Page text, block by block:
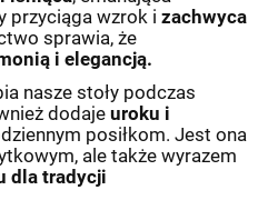
przyciąga wzrok i zachwyca
sprawia, że
i elegancją.
nasze stoły podczas
dodaje uroku i
posiłkom. Jest ona
ale także wyrazem
dla tradycji